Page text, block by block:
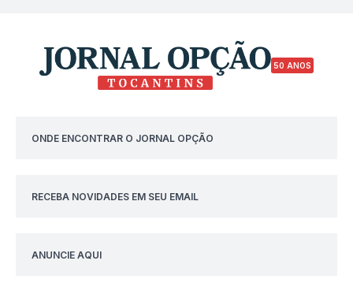
50 ANOS
ONDE ENCONTRAR O JORNAL OPÇÃO
RECEBA NOVIDADES EM SEU EMAIL
ANUNCIE AQUI